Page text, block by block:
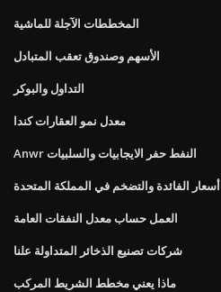
المخططات الآجلة للماشية
الأسهم وصندوق تعقب المتبادل
التداول والبوكر
معدل نمو العقارات كندا
Anwr النفط حفر الايجابيات والسلبيات
أسعار الفائدة والتضخم في المملكة المتحدة
العمل حساب معدل النفقات العامة
شركات تصنيع الذخائر المتداولة علنا
ماذا يعني مخطط الشريط المركب